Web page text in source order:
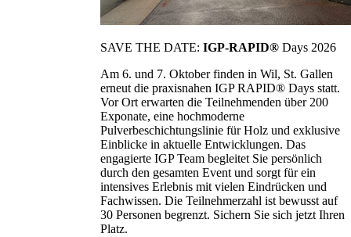
SAVE THE DATE: IGP-RAPID® Days 2026
Am 6. und 7. Oktober finden in Wil, St. Gallen
erneut die praxisnahen IGP RAPID® Days statt.
Vor Ort erwarten die Teilnehmenden über 200
Exponate, eine hochmoderne
Pulverbeschichtungslinie für Holz und exklusive
Einblicke in aktuelle Entwicklungen. Das
engagierte IGP Team begleitet Sie persönlich
durch den gesamten Event und sorgt für ein
intensives Erlebnis mit vielen Eindrücken und
Fachwissen. Die Teilnehmerzahl ist bewusst auf
30 Personen begrenzt. Sichern Sie sich jetzt Ihren
Platz.